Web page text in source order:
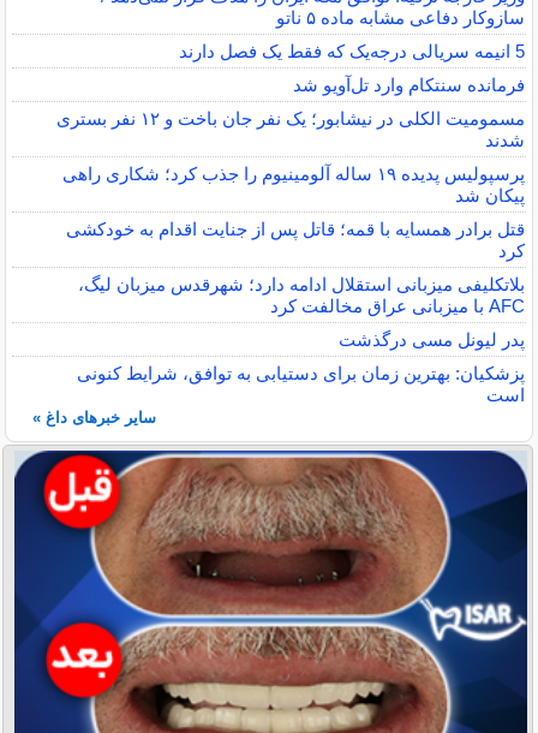
سازوکار دفاعی مشابه ماده ۵ ناتو
5 انیمه سریالی درجه‌یک که فقط یک فصل دارند
فرمانده سنتکام وارد تل‌آویو شد
مسمومیت الکلی در نیشابور؛ یک نفر جان باخت و ۱۲ نفر بستری
شدند
پرسپولیس پدیده ۱۹ ساله آلومینیوم را جذب کرد؛ شکاری راهی
پیکان شد
قتل برادر همسایه با قمه؛ قاتل پس از جنایت اقدام به خودکشی
کرد
بلاتکلیفی میزبانی استقلال ادامه دارد؛ شهرقدس میزبان لیگ،
AFC با میزبانی عراق مخالفت کرد
پدر لیونل مسی درگذشت
پزشکیان: بهترین زمان برای دستیابی به توافق، شرایط کنونی
است
سایر خبرهای داغ »